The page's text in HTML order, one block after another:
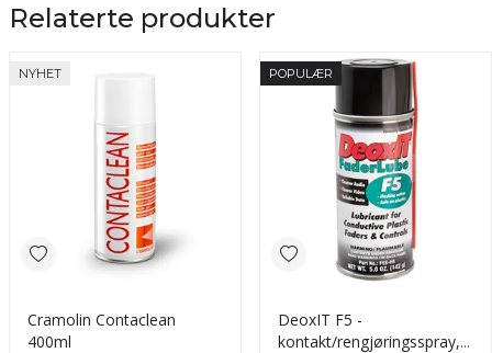
Relaterte produkter
NYHET
Cramolin Contaclean
400ml
POPULÆR
DeoxIT F5 -
kontakt/rengjøringsspray,